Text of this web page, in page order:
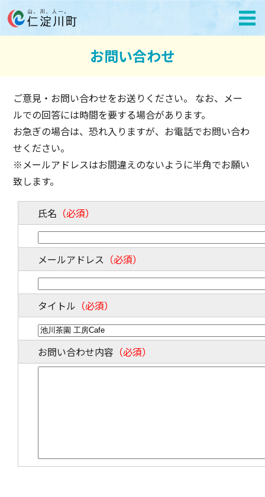
お問い合わせ
ご意見・お問い合わせをお送りください。 なお、メー
ルでの回答には時間を要する場合があります。
お急ぎの場合は、恐れ入りますが、お電話でお問い合わ
せください。
※メールアドレスはお間違えのないように半角でお願い
致します。
氏名 （必須）
メールアドレス （必須）
タイトル （必須）
お問い合わせ内容 （必須）